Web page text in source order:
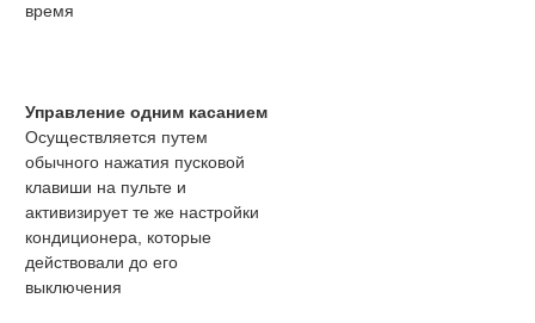
время
Управление одним касанием
Осуществляется путем
обычного нажатия пусковой
клавиши на пульте и
активизирует те же настройки
кондиционера, которые
действовали до его
выключения